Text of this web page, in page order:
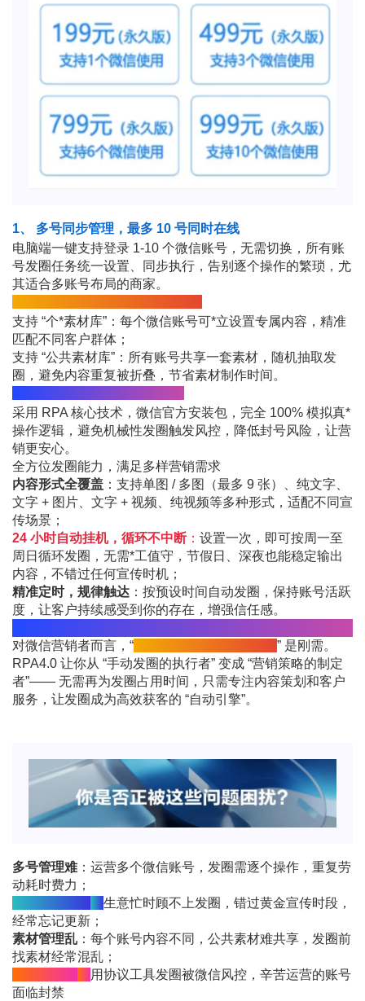
1、 多号同步管理，最多 10 号同时在线
电脑端一键支持登录 1-10 个微信账号，无需切换，所有账
号发圈任务统一设置、同步执行，告别逐个操作的繁琐，尤
其适合多账号布局的商家。
支持 “个*素材库”：每个微信账号可*立设置专属内容，精准
匹配不同客户群体；
支持 “公共素材库”：所有账号共享一套素材，随机抽取发
圈，避免内容重复被折叠，节省素材制作时间。
采用 RPA 核心技术，微信官方安装包，完全 100% 模拟真*
操作逻辑，避免机械性发圈触发风控，降低封号风险，让营
销更安心。
全方位发圈能力，满足多样营销需求
内容形式全覆盖：支持单图 / 多图（最多 9 张）、纯文字、
文字 + 图片、文字 + 视频、纯视频等多种形式，适配不同宣
传场景；
24 小时自动挂机，循环不中断： 设置一次，即可按周一至
周日循环发圈，无需*工值守，节假日、深夜也能稳定输出
内容，不错过任何宣传时机；
精准定时，规律触达：按预设时间自动发圈，保持账号活跃
度，让客户持续感受到你的存在，增强信任感。
对微信营销者而言，“持续、稳定、安全地发圈 ” 是刚需。
RPA4.0 让你从 “手动发圈的执行者” 变成 “营销策略的制定
者”—— 无需再为发圈占用时间，只需专注内容策划和客户
服务，让发圈成为高效获客的 “自动引擎”。
多号管理难：运营多个微信账号，发圈需逐个操作，重复劳
动耗时费力；
生意忙时顾不上发圈，错过黄金宣传时段，
经常忘记更新；
素材管理乱：每个账号内容不同，公共素材难共享，发圈前
找素材经常混乱；
用协议工具发圈被微信风控，辛苦运营的账号
面临封禁